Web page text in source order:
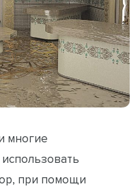
многие
при помощи